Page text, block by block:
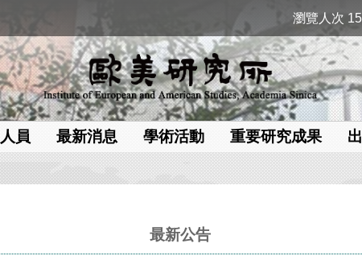
瀏覽人次
員 最新消息 學術活動 重要研究成果
最新公告